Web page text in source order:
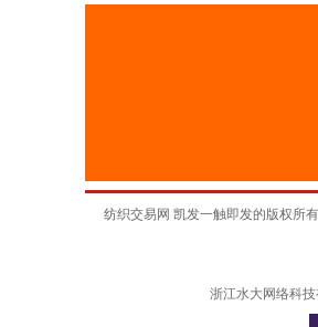
纺织交易网 凯发一触即发的版权所
浙江水大网络科